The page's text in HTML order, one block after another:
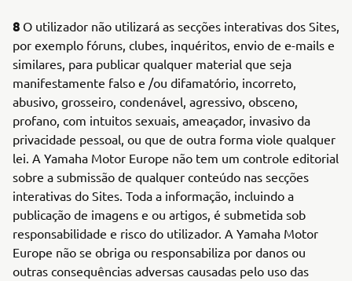
8 O utilizador não utilizará as secções interativas dos Sites,
por exemplo fóruns, clubes, inquéritos, envio de e-mails e
similares, para publicar qualquer material que seja
manifestamente falso e /ou difamatório, incorreto,
abusivo, grosseiro, condenável, agressivo, obsceno,
profano, com intuitos sexuais, ameaçador, invasivo da
privacidade pessoal, ou que de outra forma viole qualquer
lei. A Yamaha Motor Europe não tem um controle editorial
sobre a submissão de qualquer conteúdo nas secções
interativas do Sites. Toda a informação, incluindo a
publicação de imagens e ou artigos, é submetida sob
responsabilidade e risco do utilizador. A Yamaha Motor
Europe não se obriga ou responsabiliza por danos ou
outras consequências adversas causadas pelo uso das